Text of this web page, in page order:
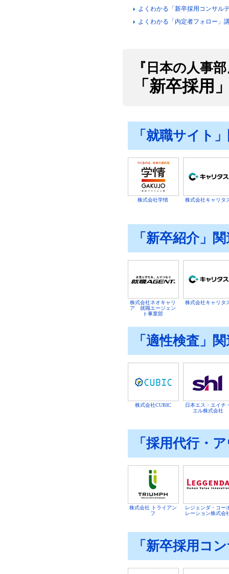
よくわかる「新卒採用コンサル
よくわかる「内定者フォロー」
『日本の人事
「新卒採用
「就職サイト
株式会社学情 株式会社キャリタ
「新卒紹介」
株式会社ネオキャリ
ア 就職エージェン
ト事業部
株式会社キャリタ
「適性検査」
株式会社CUBIC
日本エス・エイチ
エル株式会社
「採用代行・
株式会社 トライアン
フ
レジェンダ・コー
レーション株式会
「新卒採用コ